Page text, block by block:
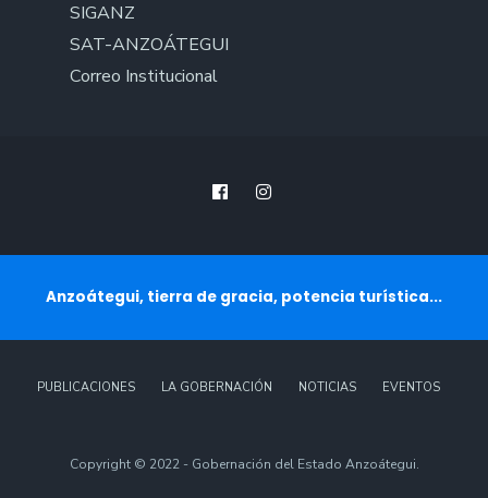
SIGANZ
SAT-ANZOÁTEGUI
Correo Institucional
Anzoátegui, tierra de gracia, potencia turística...
PUBLICACIONES LA GOBERNACIÓN NOTICIAS EVENTOS
Copyright © 2022 - Gobernación del Estado Anzoátegui.